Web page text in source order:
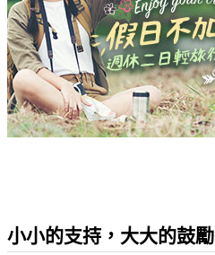
小小的支持，大大的鼓勵